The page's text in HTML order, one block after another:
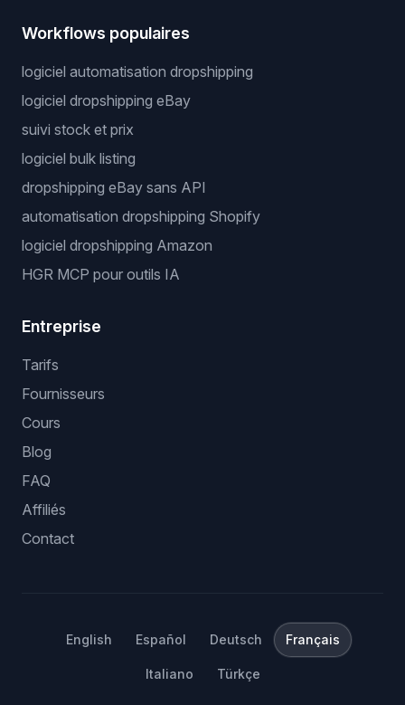
Workflows populaires
logiciel automatisation dropshipping
logiciel dropshipping eBay
suivi stock et prix
logiciel bulk listing
dropshipping eBay sans API
automatisation dropshipping Shopify
logiciel dropshipping Amazon
HGR MCP pour outils IA
Entreprise
Tarifs
Fournisseurs
Cours
Blog
FAQ
Affiliés
Contact
English Español Deutsch Français
Italiano Türkçe